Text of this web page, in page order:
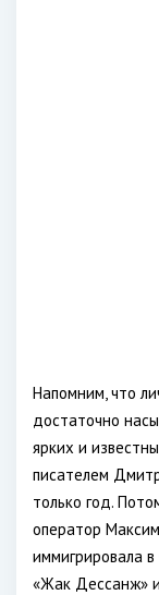
Напомним, что
достаточно
ярких и
писателем
только год.
оператор
иммигрировала
«Жак Дессанж»